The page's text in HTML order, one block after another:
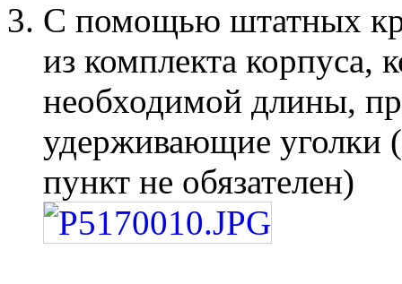
С помощью штатных
из комплекта корпуса,
необходимой длины,
удерживающие
пункт не обязателен)